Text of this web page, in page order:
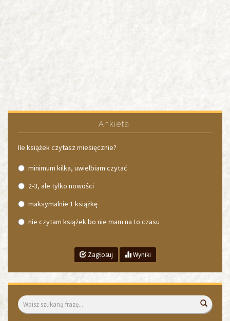
Ankieta
Ile książek czytasz miesięcznie?
minimum kilka, uwielbiam czytać
2-3, ale tylko nowości
maksymalnie 1 książkę
nie czytam książek bo nie mam na to czasu
Zagłosuj Wyniki
Wyszukiwarka